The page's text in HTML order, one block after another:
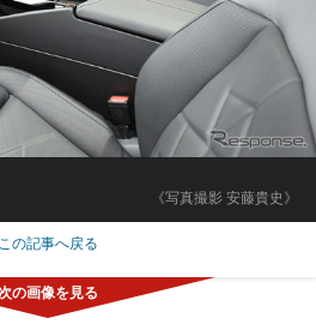
《写真撮影 安藤貴史》
この記事へ戻る